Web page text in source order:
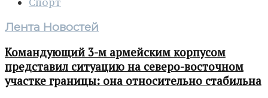
Лента Новостей
Командующий 3-м армейским корпусом
представил ситуацию на северо-восточном
участке границы: она относительно стабильна